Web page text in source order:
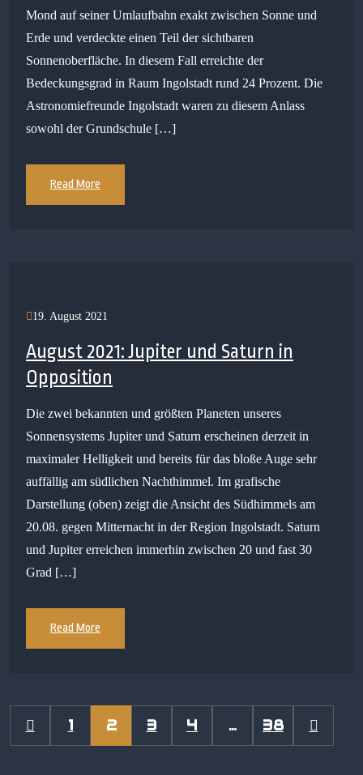
Mond auf seiner Umlaufbahn exakt zwischen Sonne und
Erde und verdeckte einen Teil der sichtbaren
Sonnenoberfläche. In diesem Fall erreichte der
Bedeckungsgrad in Raum Ingolstadt rund 24 Prozent. Die
Astronomiefreunde Ingolstadt waren zu diesem Anlass
sowohl der Grundschule […]
Read More
19. August 2021
August 2021: Jupiter und Saturn in
Opposition
Die zwei bekannten und größten Planeten unseres
Sonnensystems Jupiter und Saturn erscheinen derzeit in
maximaler Helligkeit und bereits für das bloße Auge sehr
auffällig am südlichen Nachthimmel. Im grafische
Darstellung (oben) zeigt die Ansicht des Südhimmels am
20.08. gegen Mitternacht in der Region Ingolstadt. Saturn
und Jupiter erreichen immerhin zwischen 20 und fast 30
Grad […]
Read More
1 2 3 4 … 38